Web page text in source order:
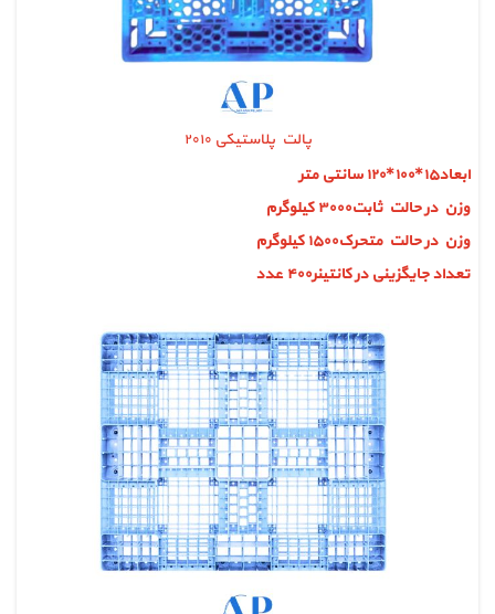
پالت پلاستیکی ۲۰۱۰
ابعاد۱۵*۱۰۰*۱۲۰ سانتی متر
وزن در حالت ثابت۳۰۰۰ کیلوگرم
وزن در حالت متحرک۱۵۰۰ کیلوگرم
تعداد جایگزینی در کانتینر۴۰۰ عدد